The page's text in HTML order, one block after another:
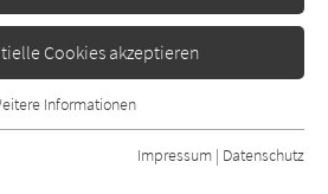
Cookies akzeptieren
für grundlegende Funktionen der
ist gewährleistet, dass die Webseite
Informationen
Impressum | Datenschutz